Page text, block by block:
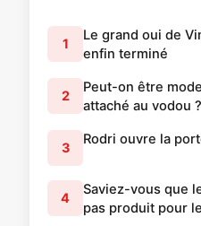
1
Le grand oui de
enfin terminé
2
Peut-on être
attaché au vodou ?
3
Rodri ouvre la
4
Saviez-vous que
pas produit pour